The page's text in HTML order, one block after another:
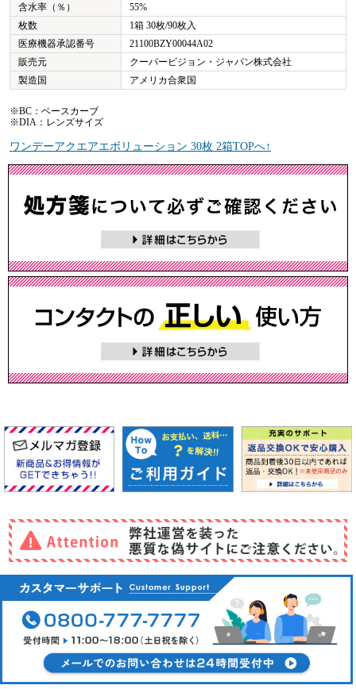
含水率（％）
55%
枚数
1箱 30枚/90枚入
医療機器承認番号
21100BZY00044A02
販売元
クーパービジョン・ジャパン株式会社
製造国
アメリカ合衆国
※BC：ベースカーブ
※DIA：レンズサイズ
ワンデーアクエアエボリューション 30枚 2箱TOPへ↑